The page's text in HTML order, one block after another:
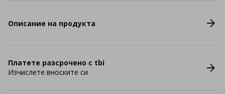
Описание на продукта
Платете разсрочено с tbi
Изчислете вноските си